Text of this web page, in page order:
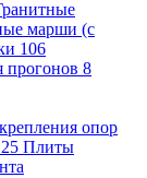
марши (с
106
8
опор
25 Плиты